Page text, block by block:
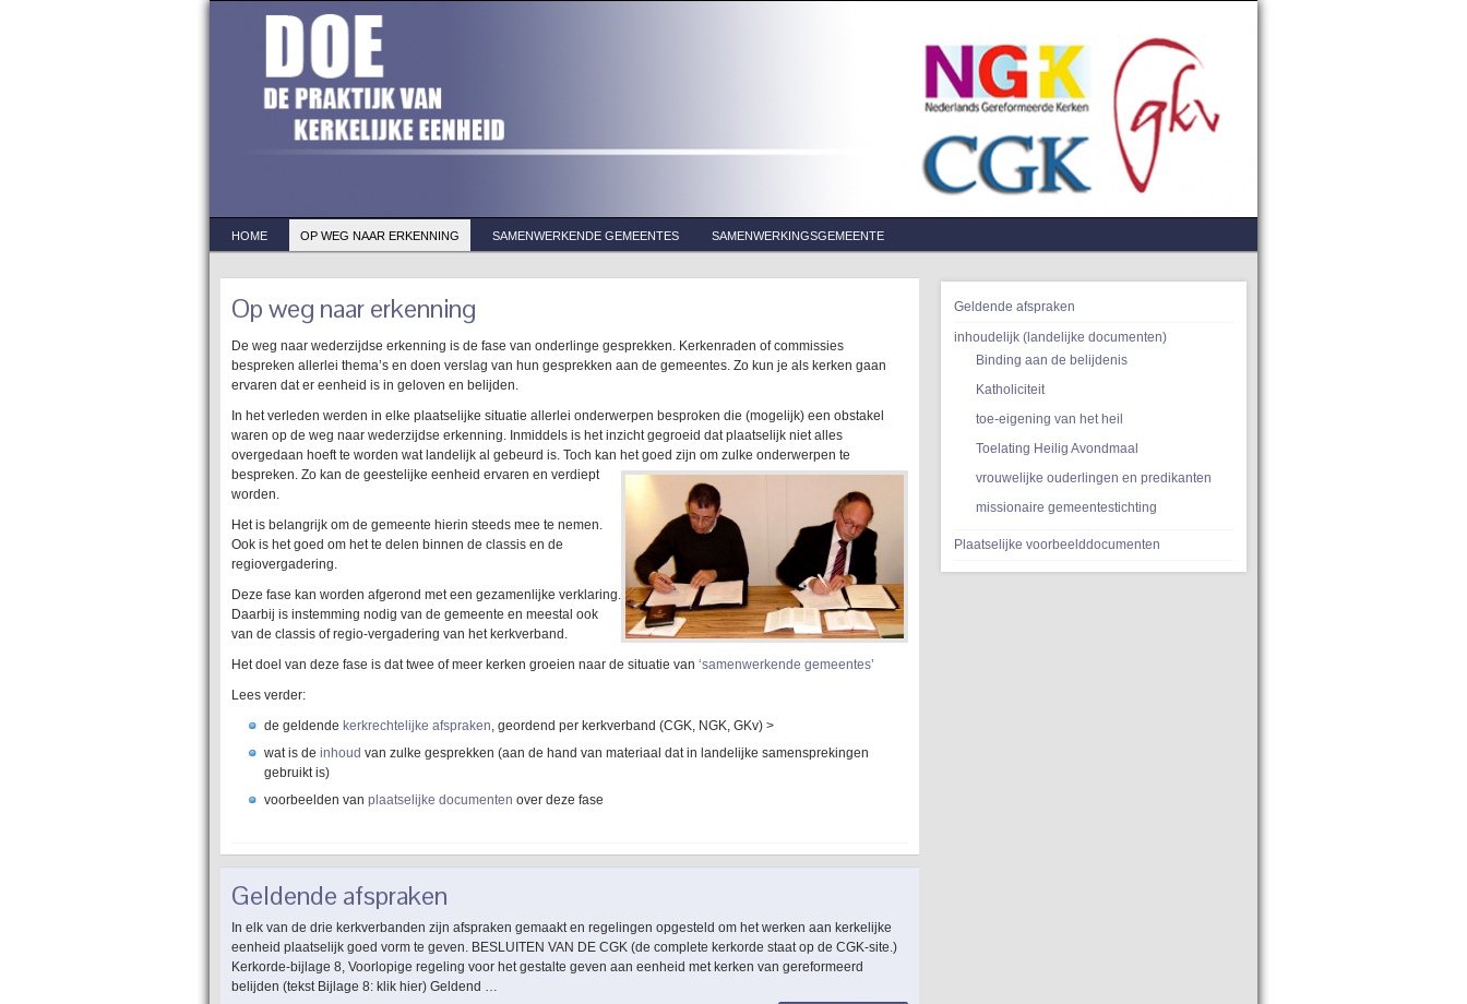
HOME OP WEG NAAR ERKENNING SAMENWERKENDE GEMEENTES SAMENWERKINGSGEMEENTE
Op weg naar erkenning
De weg naar wederzijdse erkenning is de fase van onderlinge gesprekken. Kerkenraden of commissies
bespreken allerlei thema’s en doen verslag van hun gesprekken aan de gemeentes. Zo kun je als kerken gaan
ervaren dat er eenheid is in geloven en belijden.
In het verleden werden in elke plaatselijke situatie allerlei onderwerpen besproken die (mogelijk) een obstakel
waren op de weg naar wederzijdse erkenning. Inmiddels is het inzicht gegroeid dat plaatselijk niet alles
overgedaan hoeft te worden wat landelijk al gebeurd is. Toch kan het goed zijn om zulke onderwerpen te
bespreken. Zo kan de geestelijke eenheid ervaren en verdiept
worden.
Het is belangrijk om de gemeente hierin steeds mee te nemen.
Ook is het goed om het te delen binnen de classis en de
regiovergadering.
Deze fase kan worden afgerond met een gezamenlijke verklaring.
Daarbij is instemming nodig van de gemeente en meestal ook
van de classis of regio-vergadering van het kerkverband.
Het doel van deze fase is dat twee of meer kerken groeien naar de situatie van ‘samenwerkende gemeentes’
Lees verder:
de geldende kerkrechtelijke afspraken, geordend per kerkverband (CGK, NGK, GKv) >
wat is de inhoud van zulke gesprekken (aan de hand van materiaal dat in landelijke samensprekingen
gebruikt is)
voorbeelden van plaatselijke documenten over deze fase
Geldende afspraken
In elk van de drie kerkverbanden zijn afspraken gemaakt en regelingen opgesteld om het werken aan kerkelijke
eenheid plaatselijk goed vorm te geven. BESLUITEN VAN DE CGK (de complete kerkorde staat op de CGK-site.)
Kerkorde-bijlage 8, Voorlopige regeling voor het gestalte geven aan eenheid met kerken van gereformeerd
belijden (tekst Bijlage 8: klik hier) Geldend …
Geldende afspraken
inhoudelijk (landelijke documenten)
Binding aan de belijdenis
Katholiciteit
toe-eigening van het heil
Toelating Heilig Avondmaal
vrouwelijke ouderlingen en predikanten
missionaire gemeentestichting
Plaatselijke voorbeelddocumenten